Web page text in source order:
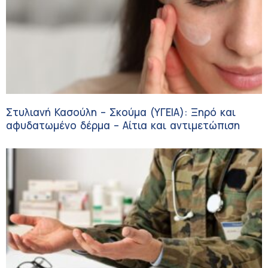
Στυλιανή Κασούλη – Σκούμα (ΥΓΕΙΑ): Ξηρό και
αφυδατωμένο δέρμα – Αίτια και αντιμετώπιση